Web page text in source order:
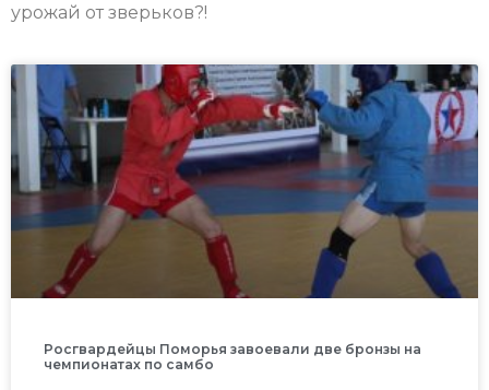
урожай от зверьков?!
Росгвардейцы Поморья завоевали две бронзы на
чемпионатах по самбо